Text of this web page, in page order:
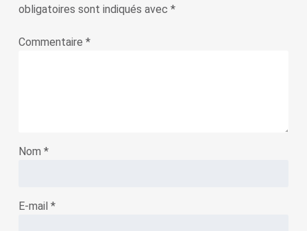
obligatoires sont indiqués avec *
Commentaire *
Nom *
E-mail *